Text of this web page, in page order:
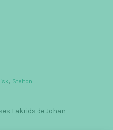
, Stelton
Lakrids de Johan